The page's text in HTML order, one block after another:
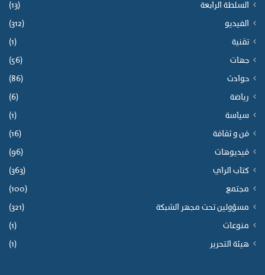
السلطة الرابعة (13)
الفيديو (312)
تقنية (1)
جهات (56)
حوادث (86)
رياضة (6)
سياسة (1)
فن و ثقافة (16)
فيديوهات (96)
كتاب الراي (363)
مجتمع (100)
مسؤولين تحت مجهر الشبكة (321)
منوعات (1)
هيئة التحرير (1)